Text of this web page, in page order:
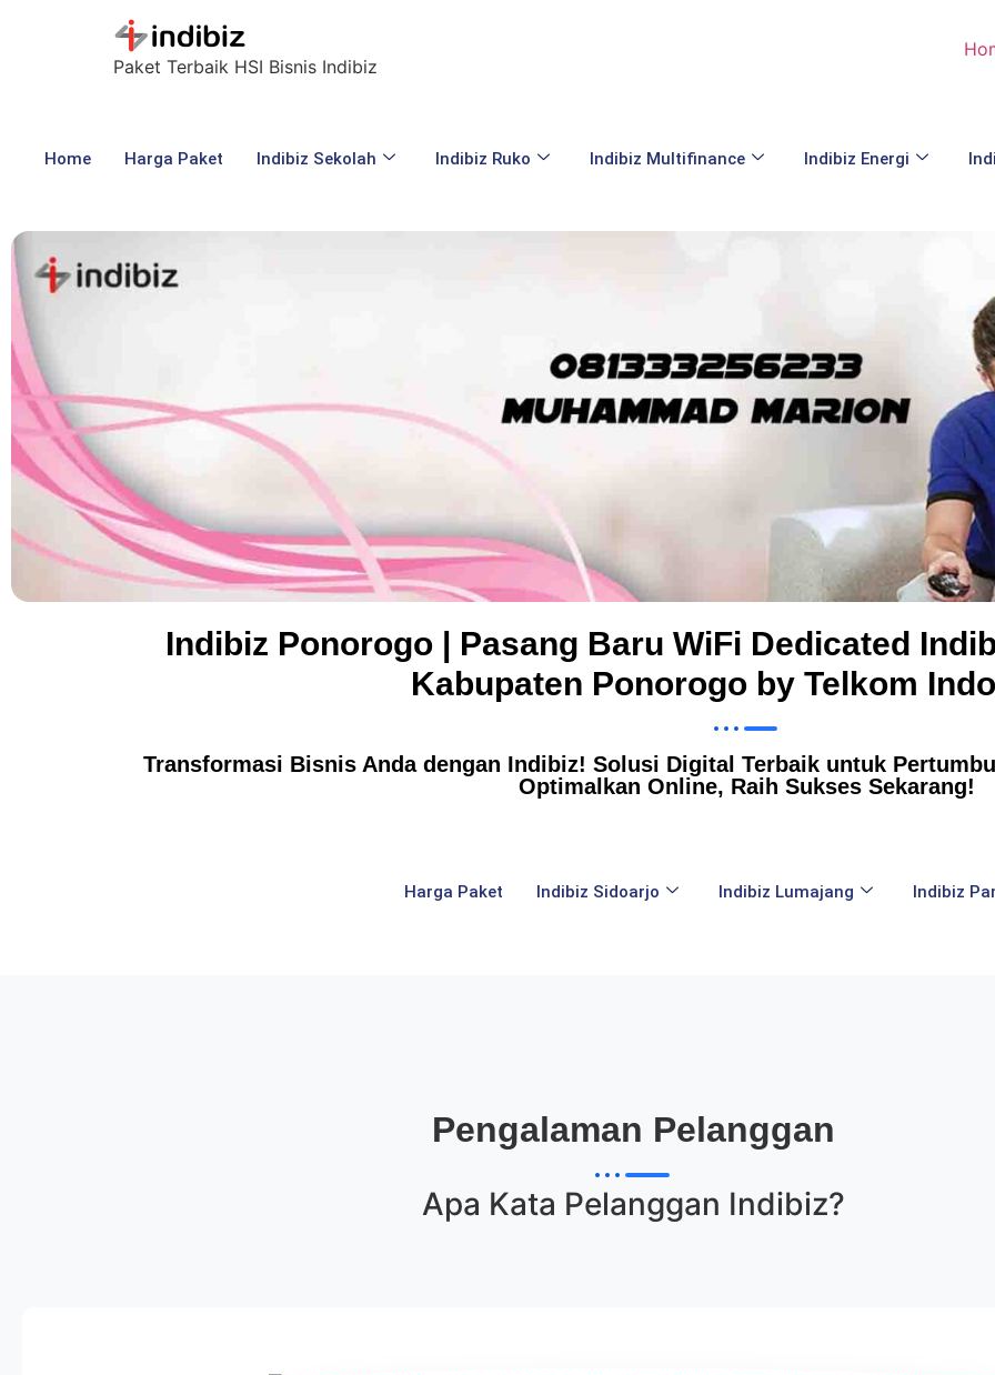
Paket Terbaik HSI Bisnis Indibiz
Home Harga Paket Indibiz Sekolah Indibiz Ruko Indibiz Multifinance Indibiz Energi
Indibiz Ponorogo | Pasang Baru WiFi Dedicated
Kabupaten Ponorogo by Telkom
Transformasi Bisnis Anda dengan Indibiz! Solusi Digital Terbaik untuk
Optimalkan Online, Raih Sukses Sekarang!
Harga Paket Indibiz Sidoarjo Indibiz Lumajang Indibiz
Pengalaman Pelanggan
Apa Kata Pelanggan Indibiz?